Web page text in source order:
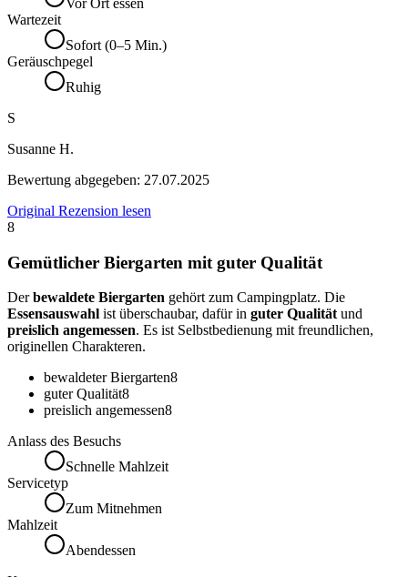
Wartezeit
Sofort (0–5 Min.)
Geräuschpegel
Ruhig
S
Susanne H.
Bewertung abgegeben: 27.07.2025
Original Rezension lesen
8
Gemütlicher Biergarten mit guter Qualität
Derbewaldete Biergarten gehört zum Campingplatz. Die
Essensauswahl ist überschaubar, dafür in guter Qualität und
preislich angemessen. Es ist Selbstbedienung mit freundlichen,
originellen Charakteren.
bewaldeter Biergarten8
guter Qualität8
preislich angemessen8
Anlass des Besuchs
Schnelle Mahlzeit
Servicetyp
Zum Mitnehmen
Mahlzeit
Abendessen